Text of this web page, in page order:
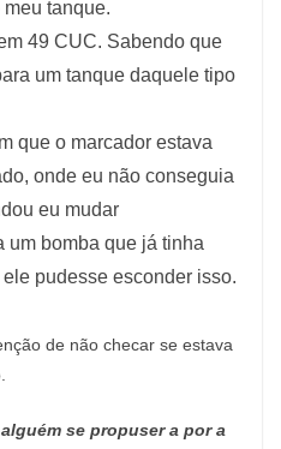
tanque.
49 CUC. Sabendo que
um tanque daquele tipo
que o marcador estava
onde eu não conseguia
eu mudar
um bomba que já tinha
pudesse esconder isso.
de não checar se estava
se propuser a por a